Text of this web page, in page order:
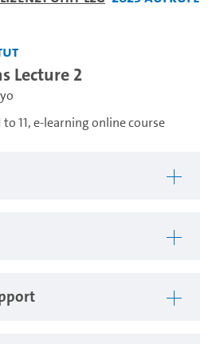
Lecture 2
to 11, e-learning online course